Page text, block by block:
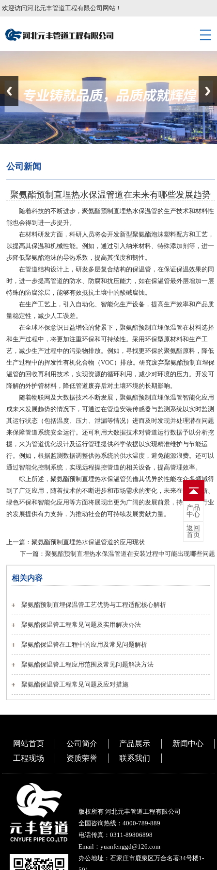
欢迎访问河北元丰管道工程有限公司网站！
公司新闻
聚氨酯预制直埋热水保温管道在未来有哪些发展趋势
随着科技的不断进步，聚氨酯预制直埋热水保温管的生产技术和材料性
能也会得到进一步提升。
在材料研发方面，科研人员将会开发新型聚氨酯泡沫塑料配方和工艺，
以提高其保温和机械性能。例如，通过引入纳米材料、特殊添加剂等，进一
步降低聚氨酯泡沫的导热系数，提高其强度和韧性。
在管道结构设计上，研发多层复合结构的保温管，在保证保温效果的同
时，进一步提高管道的防水、防腐和抗压能力，如在保温管最外层增加一层
特殊的防腐涂层，能够有效抵抗土壤中的酸碱腐蚀。
在生产工艺上，引入自动化、智能化生产设备，提高生产效率和产品质
量稳定性，减少人工误差。
在全球环保意识日益增强的背景下，聚氨酯预制直埋保温管在材料选择
和生产过程中，将更加注重环保和可持续性。采用环保型原材料和生产工
艺，减少生产过程中的污染物排放。例如，寻找更环保的聚氨酯原料，降低
生产过程中的挥发性有机化合物（VOC）排放。研究废弃聚氨酯预制直埋保
温管的回收再利用技术，实现资源的循环利用，减少对环境的压力。开发可
降解的外护管材料，降低管道废弃后对土壤环境的长期影响。
随着物联网及大数据技术不断发展，聚氨酯预制直埋保温管智能化应用
成未来发展趋势的情况下，可通过在管道安装传感器与监测系统以实时监测
其运行状态（包括温度、压力、泄漏等情况）进而及时发现并处理潜在问题
来保障管道系统安全运行。还可利用大数据技术对管道运行数据予以分析挖
掘，来为管道优化设计及运行管理提供科学依据以实现精准维护与节能运
行。例如，根据监测数据调整供热系统的供水温度，避免能源浪费。还可以
通过智能化控制系统，实现远程操控管道的相关设备，提高管理效率。
综上所述，聚氨酯预制直埋热水保温管凭借其优异的性能在众多领域得
到了广泛应用，随着技术的不断进步和市场需求的变化，未来在技术创新、
绿色环保和智能化应用等方面将展现出更为广阔的发展前景，持续为各行业
的发展提供有力支持，为推动社会的可持续发展贡献力量。
上一篇：聚氨酯预制直埋热水保温管道的应用现状
下一篇： 聚氨酯预制直埋热水保温管道在安装过程中可能出现哪些问题
相关内容
聚氨酯预制直埋保温管工艺优势与工程适配核心解析
聚氨酯保温管工程常见问题及实用解决办法
聚氨酯保温管在工程中的应用及常见问题解析
聚氨酯保温管工程应用范围及常见问题解决方法
聚氨酯保温管工程常见问题及应对措施
网站首页 公司简介 产品展示
新闻中心
工程现场
资质荣誉 联系我们
版权所有 河北元丰管道工程有限公司
全国咨询热线： 4000-789-889
电话传真：0311-89806898
Email：yuanfenggd@126.com
办公地址：石家庄市鹿泉区万合名著34号楼1-
产品
中心
返回
首页